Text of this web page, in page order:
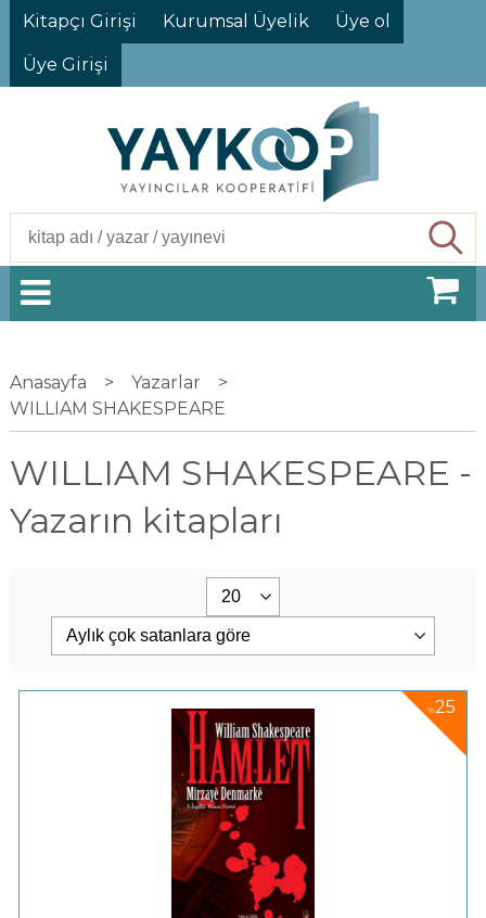
Kitapçı Girişi Kurumsal Üyelik Üye ol
Üye Girişi
Anasayfa > Yazarlar
>
WILLIAM SHAKESPEARE
WILLIAM SHAKESPEARE -
Yazarın kitapları
%25